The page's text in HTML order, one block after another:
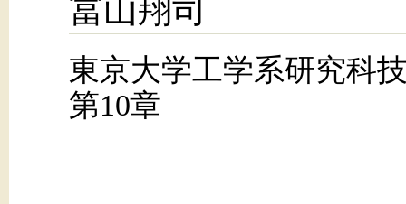
冨山翔司
東京大学工学系研究科
第10章